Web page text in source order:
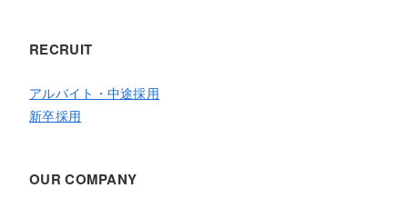
RECRUIT
アルバイト・中途採用
新卒採用
OUR COMPANY